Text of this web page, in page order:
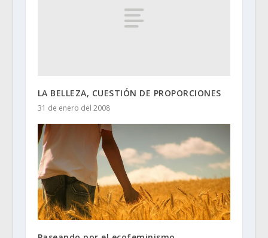
LA BELLEZA, CUESTIÓN DE PROPORCIONES
31 de enero del 2008